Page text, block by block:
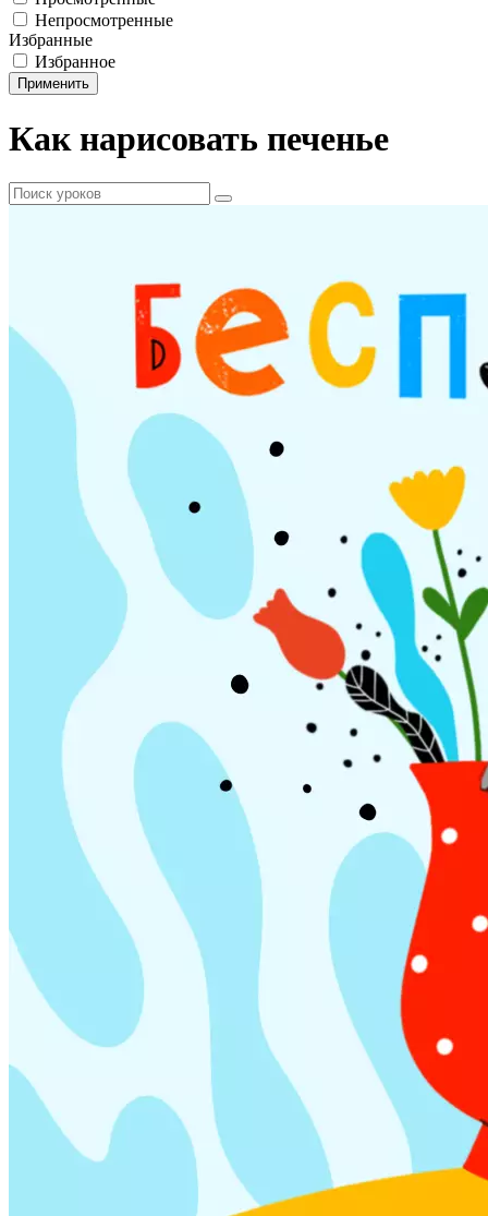
Непросмотренные
Избранные
Избранное
Применить
Как нарисовать печенье